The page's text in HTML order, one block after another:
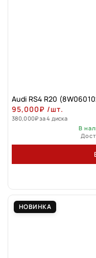
Audi RS4 R20
95,000₽ /шт.
380,000₽за 4 диска
В
НОВИНКА